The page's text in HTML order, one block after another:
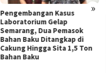
»
Pengembangan Kasus
Laboratorium Gelap
Semarang, Dua Pemasok
Bahan Baku Ditangkap di
Cakung Hingga Sita 1,5 Ton
Bahan Baku